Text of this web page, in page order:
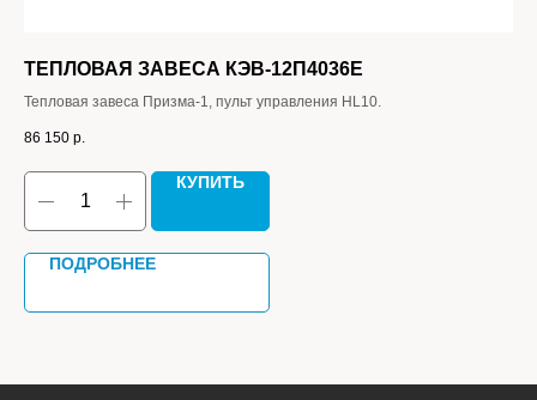
ТЕПЛОВАЯ ЗАВЕСА КЭВ-12П4036Е
Тепловая завеса Призма-1, пульт управления HL10.
86 150 р.
КУПИТЬ
ПОДРОБНЕЕ